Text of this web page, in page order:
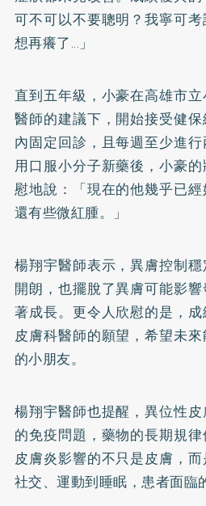
可不可以不要聰明？我寧可
想再癢了...」
直到五年級，小豪在高雄市
醫師的建議下，開始接受健
內固定回診，且每週至少進
用口服小分子新藥後，小豪
慰地說：「現在的他幾乎已
還有些微紅腫。」
楊翔宇醫師表示，異膚控制
開朗，也擺脫了異膚可能影
著成長。更令人欣慰的是，
皮膚科醫師的願望，希望未
的小朋友。
楊翔宇醫師也提醒，異位性
的免疫問題，藥物的長期規
皮膚炎影響的不只是皮膚，而
社交、運動到睡眠，患者面臨